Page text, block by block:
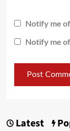
Notify me
Notify me
Latest